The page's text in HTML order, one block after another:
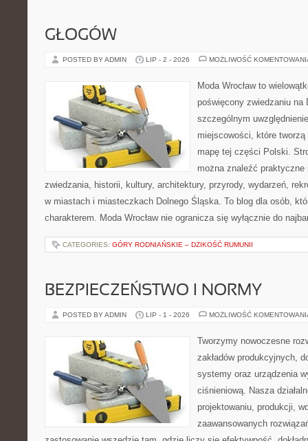
GŁOGÓW
POSTED BY ADMIN LIP - 2 - 2026 MOŻLIWOŚĆ
Moda Wrocław to
poświęcony zwiedzaniu na
szczególnym
miejscowości, które
mapę tej części Polski.
można znaleźć
zwiedzania, historii, kultury, architektury, przyrody, wydarzeń,
w miastach i miasteczkach Dolnego Śląska. To blog dla osób,
charakterem. Moda Wrocław nie ogranicza się wyłącznie do
CATEGORIES: GÓRY RODNIAŃSKIE – DZIKOŚĆ RUMUNII
BEZPIECZEŃSTWO I NORMY
POSTED BY ADMIN LIP - 1 - 2026 MOŻLIWOŚĆ
Tworzymy nowoczesne
zakładów produkcyjnych,
systemy oraz urządzenia
ciśnieniową. Nasza
projektowaniu, produkcji,
zaawansowanych